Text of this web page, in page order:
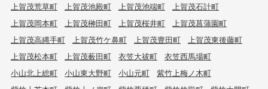
上賀茂荒草町
上賀茂池殿町 上賀茂池端町
上賀茂石計町
上賀茂岡本町
上賀茂榊田町 上賀茂桜井町
上賀茂菖蒲園町
上賀茂高縄手町
上賀茂竹ケ鼻町 上賀茂豊田町
上賀茂東後藤町
上賀茂松本町
上賀茂薮田町 衣笠大祓町
衣笠西馬場町
小山北上総町
小山東大野町 小山元町
紫竹上梅ノ木町